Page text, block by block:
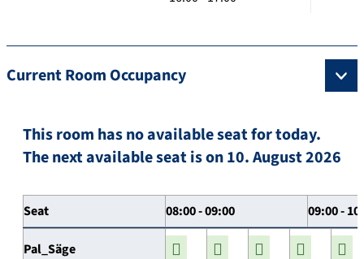
Current Room Occupancy
This room has no available seat for today.
The next available seat is on 10. August 2026
Seat 08:00 - 09:00 09:00 -
Pal_Säge